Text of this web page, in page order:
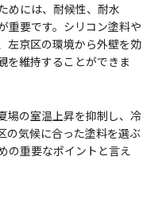
めには、耐候性、耐水
重要です。シリコン塗料や
左京区の環境から外壁を効
を維持することができま
場の室温上昇を抑制し、冷
の気候に合った塗料を選ぶ
の重要なポイントと言え